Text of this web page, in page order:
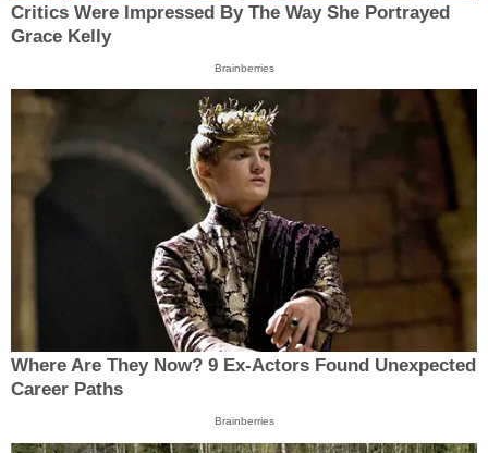
Critics Were Impressed By The Way She Portrayed
Grace Kelly
Brainberries
Where Are They Now? 9 Ex-Actors Found Unexpected
Career Paths
Brainberries